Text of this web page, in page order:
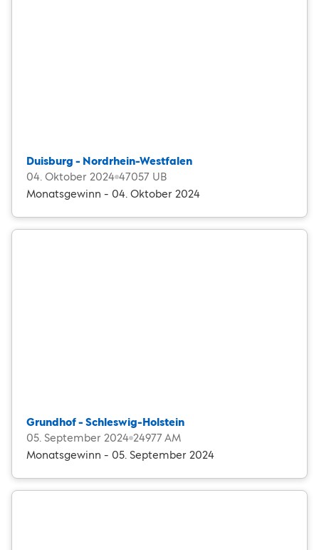
Duisburg - Nordrhein-Westfalen
04. Oktober 2024 47057 UB
Monatsgewinn - 04. Oktober 2024
Grundhof - Schleswig-Holstein
05. September 2024 24977 AM
Monatsgewinn - 05. September 2024